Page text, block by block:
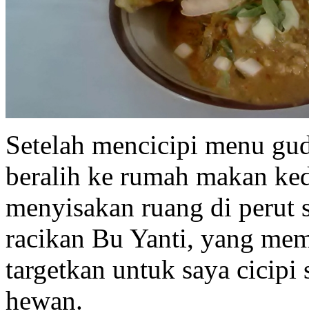
Setelah mencicipi menu
beralih ke rumah makan
menyisakan ruang di perut
racikan Bu Yanti, yang
targetkan untuk saya cicipi
hewan.